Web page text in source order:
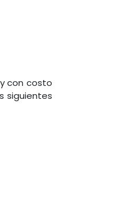
con costo
siguientes